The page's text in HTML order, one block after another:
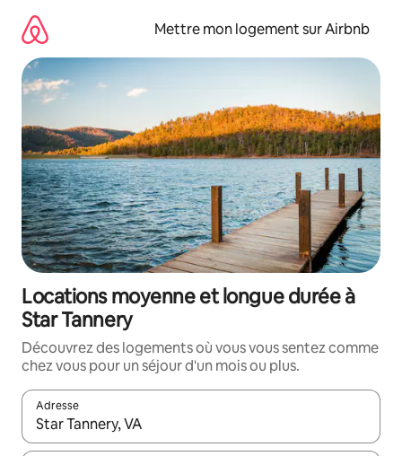
directement
contenu
Mettre mon logement sur Airbnb
Locations moyenne et longue durée à
Star Tannery
Découvrez des logements où vous vous sentez comme
chez vous pour un séjour d'un mois ou plus.
Adresse
Lorsque les résultats s'affichent, utilisez les flèches vers le